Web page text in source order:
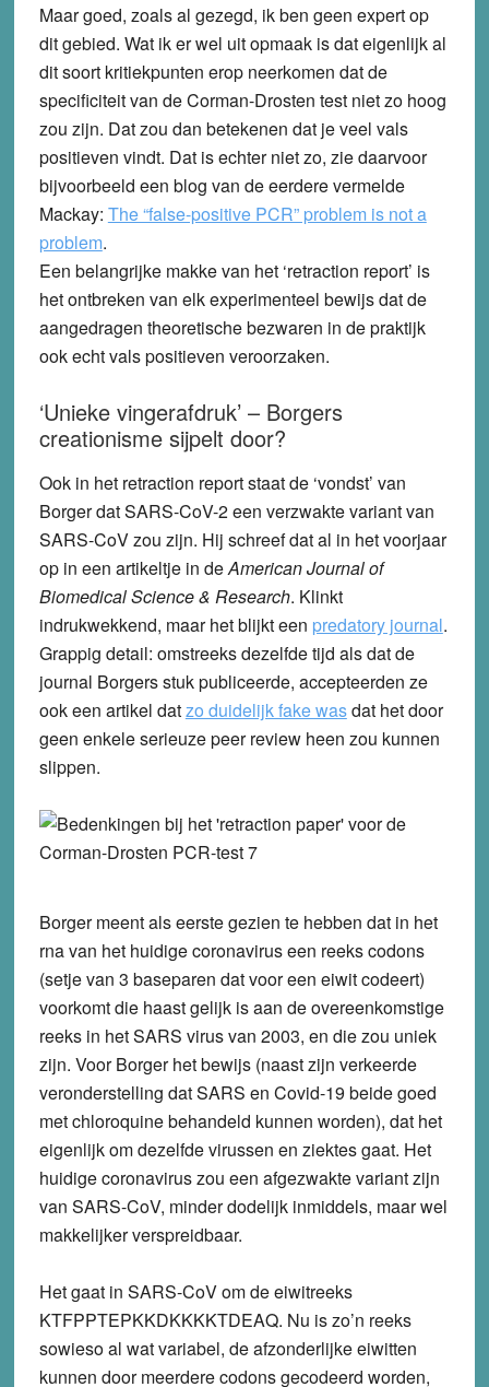
Maar goed, zoals al gezegd, ik ben geen expert op
dit gebied. Wat ik er wel uit opmaak is dat eigenlijk al
dit soort kritiekpunten erop neerkomen dat de
specificiteit van de Corman-Drosten test niet zo hoog
zou zijn. Dat zou dan betekenen dat je veel vals
positieven vindt. Dat is echter niet zo, zie daarvoor
bijvoorbeeld een blog van de eerdere vermelde
Mackay: The “false-positive PCR” problem is not a
problem.
Een belangrijke makke van het ‘retraction report’ is
het ontbreken van elk experimenteel bewijs dat de
aangedragen theoretische bezwaren in de praktijk
ook echt vals positieven veroorzaken.
‘Unieke vingerafdruk’ – Borgers
creationisme sijpelt door?
Ook in het retraction report staat de ‘vondst’ van
Borger dat SARS-CoV-2 een verzwakte variant van
SARS-CoV zou zijn. Hij schreef dat al in het voorjaar
op in een artikeltje in deAmerican Journal of
Biomedical Science & Research. Klinkt
indrukwekkend, maar het blijkt een predatory journal.
Grappig detail: omstreeks dezelfde tijd als dat de
journal Borgers stuk publiceerde, accepteerden ze
ook een artikel datzo duidelijk fake wasdat het door
geen enkele serieuze peer review heen zou kunnen
slippen.
Borger meent als eerste gezien te hebben dat in het
rna van het huidige coronavirus een reeks codons
(setje van 3 baseparen dat voor een eiwit codeert)
voorkomt die haast gelijk is aan de overeenkomstige
reeks in het SARS virus van 2003, en die zou uniek
zijn. Voor Borger het bewijs (naast zijn verkeerde
veronderstelling dat SARS en Covid-19 beide goed
met chloroquine behandeld kunnen worden), dat het
eigenlijk om dezelfde virussen en ziektes gaat. Het
huidige coronavirus zou een afgezwakte variant zijn
van SARS-CoV, minder dodelijk inmiddels, maar wel
makkelijker verspreidbaar.
Het gaat in SARS-CoV om de eiwitreeks
KTFPPTEPKKDKKKKTDEAQ. Nu is zo’n reeks
sowieso al wat variabel, de afzonderlijke eiwitten
kunnen door meerdere codons gecodeerd worden,